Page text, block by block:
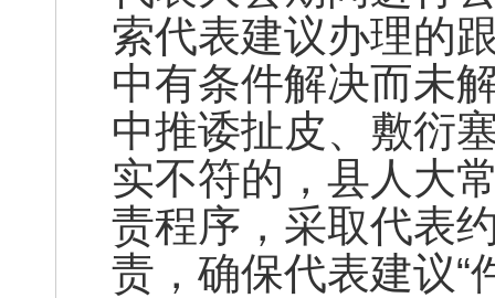
索代表建议办理的
中有条件解决而未
中推诿扯皮、敷衍
实不符的，县人大
责程序，采取代表
责，确保代表建议“